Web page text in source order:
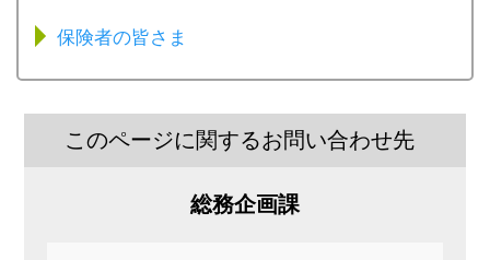
保険者の皆さま
このページに関するお問い合わせ先
総務企画課